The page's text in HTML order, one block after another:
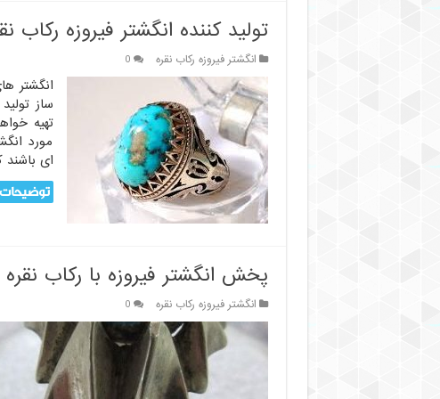
تولید کننده انگشتر فیروزه رکاب
انگشتر فیروزه رکاب نقره 0
انگشتر
ساز
تهیه
مورد
ای
پخش انگشتر فیروزه با رکاب نقره
انگشتر فیروزه رکاب نقره 0